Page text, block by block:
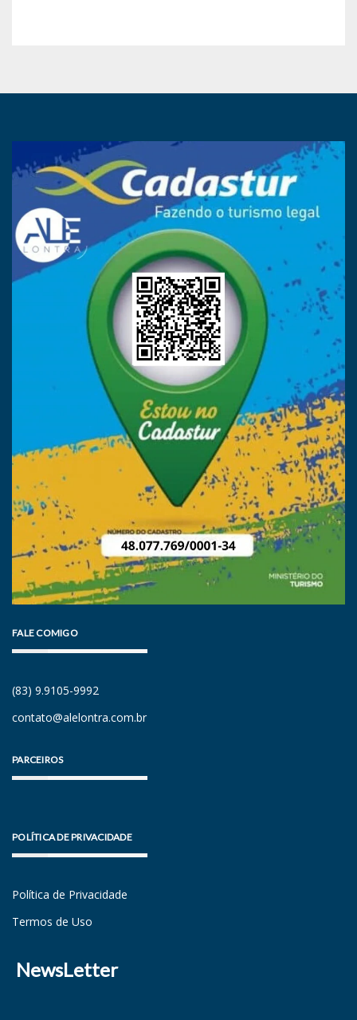
FALE COMIGO
(83) 9.9105-9992
contato@alelontra.com.br
PARCEIROS
POLÍTICA DE PRIVACIDADE
Política de Privacidade
Termos de Uso
NewsLetter